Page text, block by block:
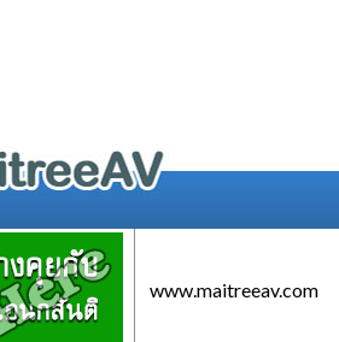
www.maitreeav.com